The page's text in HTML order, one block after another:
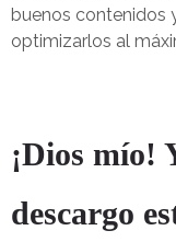
buenos contenidos
optimizarlos al
¡Dios mío!
descargo